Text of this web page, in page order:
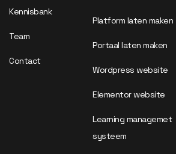
Kennisbank
Team
Contact
Platform laten maken
Portaal laten maken
Wordpress website
Elementor website
Learning managemet
systeem